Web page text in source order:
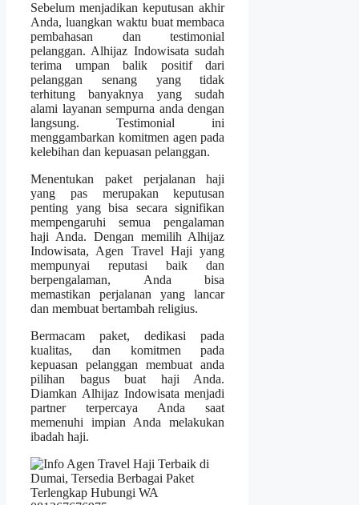
Sebelum menjadikan keputusan akhir
Anda, luangkan waktu buat membaca
pembahasan dan testimonial
pelanggan. Alhijaz Indowisata sudah
terima umpan balik positif dari
pelanggan senang yang tidak
terhitung banyaknya yang sudah
alami layanan sempurna anda dengan
langsung. Testimonial ini
menggambarkan komitmen agen pada
kelebihan dan kepuasan pelanggan.
Menentukan paket perjalanan haji
yang pas merupakan keputusan
penting yang bisa secara signifikan
mempengaruhi semua pengalaman
haji Anda. Dengan memilih Alhijaz
Indowisata, Agen Travel Haji yang
mempunyai reputasi baik dan
berpengalaman, Anda bisa
memastikan perjalanan yang lancar
dan membuat bertambah religius.
Bermacam paket, dedikasi pada
kualitas, dan komitmen pada
kepuasan pelanggan membuat anda
pilihan bagus buat haji Anda.
Diamkan Alhijaz Indowisata menjadi
partner terpercaya Anda saat
memenuhi impian Anda melakukan
ibadah haji.